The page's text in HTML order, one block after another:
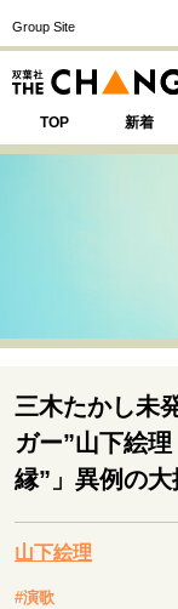
Group Site
TOP 新着
注目の記
運命を変えた出会
未知への挑戦
表現者の葛藤
キャリア・働き方
三木たかし未
ガー”山下絵
縁”」異例の
山下絵理
#演歌